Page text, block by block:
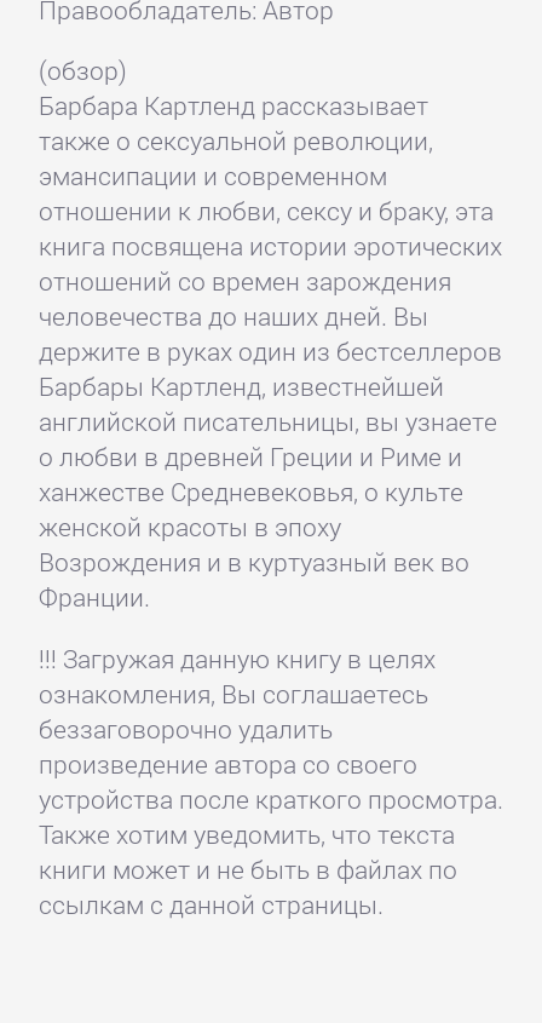
Правообладатель: Автор
(обзор)
Барбара Картленд рассказывает
также о сексуальной революции,
эмансипации и современном
отношении к любви, сексу и браку, эта
книга посвящена истории эротических
отношений со времен зарождения
человечества до наших дней. Вы
держите в руках один из бестселлеров
Барбары Картленд, известнейшей
английской писательницы, вы узнаете
о любви в древней Греции и Риме и
ханжестве Средневековья, о культе
женской красоты в эпоху
Возрождения и в куртуазный век во
Франции.
!!! Загружая данную книгу в целях
ознакомления, Вы соглашаетесь
беззаговорочно удалить
произведение автора со своего
устройства после краткого просмотра.
Также хотим уведомить, что текста
книги может и не быть в файлах по
ссылкам с данной страницы.